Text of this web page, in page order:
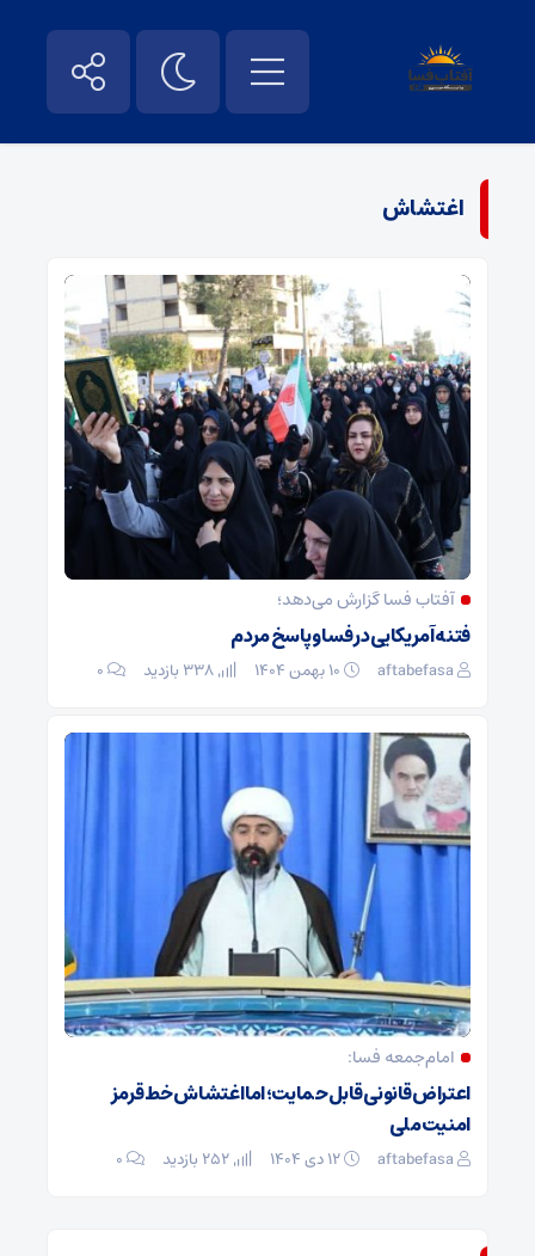
اغتشاش
آفتاب فسا گزارش می‌دهد؛
فتنه آمریکایی در فسا و پاسخ مردم
aftabefasa ۰
امام‌جمعه فسا:
اعتراض قانونی قابل‌حمایت؛ اما اغتشاش خط قرمز
امنیت‌ملی
aftabefasa ۰